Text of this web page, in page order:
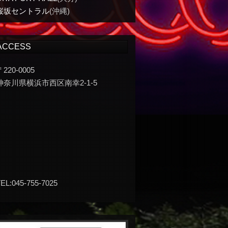
坂セントラル(沖縄)
220-0005
奈川県横浜市西区南幸2-1-5
755-7025